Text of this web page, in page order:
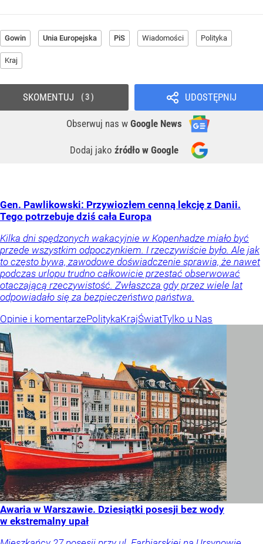
Gowin Unia Europejska PiS Wiadomości Polityka
Kraj
UDOSTĘPNIJ
Obserwuj nas w Google News
Dodaj jako źródło w Google
SKOMENTUJ 3
Gen. Pawlikowski: Przywiozłem cenną lekcję z Danii.
Tego potrzebuje dziś cała Europa
Kilka dni spędzonych wakacyjnie w Kopenhadze miało być
przede wszystkim odpoczynkiem. I rzeczywiście było. Ale jak
to często bywa, zawodowe doświadczenie sprawia, że nawet
podczas urlopu trudno całkowicie przestać obserwować
otaczającą rzeczywistość. Zwłaszcza gdy przez wiele lat
odpowiadało się za bezpieczeństwo państwa.
Opinie i komentarzePolitykaKrajŚwiatTylko u Nas
Awaria w Warszawie. Dziesiątki posesji bez wody
w ekstremalny upał